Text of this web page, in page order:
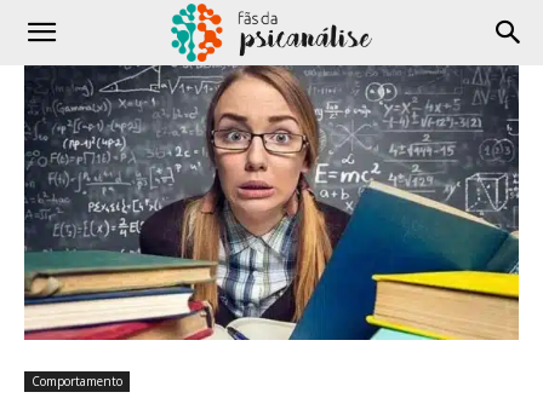
Comportamento